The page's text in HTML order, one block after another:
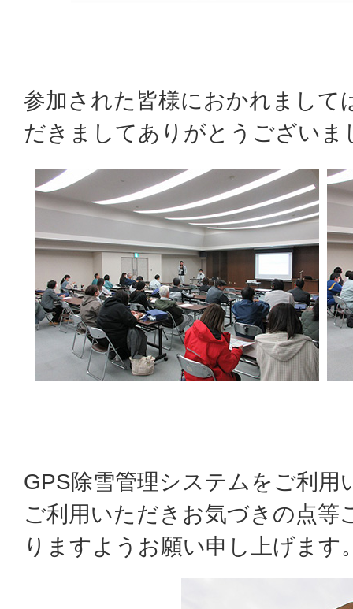
参加された皆様におかれまして
だきましてありがとうございま
GPS除雪管理システムをご利用
ご利用いただきお気づきの点等
りますようお願い申し上げます